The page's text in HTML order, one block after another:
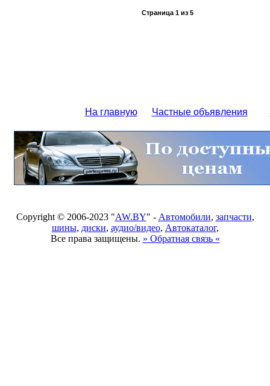
Страница 1из 5
На главную Частные объявления
Copyright © 2006-2023 "AW.BY" - Автомобили, запчасти,
шины, диски, аудио/видео, Автокаталог,
Все права защищены. » Обратная связь «